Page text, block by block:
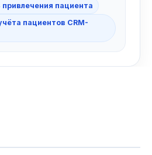
пациента
пациентов CRM-